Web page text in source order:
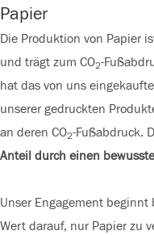
Papier
Die Produktion von Papier
und trägt zum CO2-
hat das von uns
unserer gedruckten
an deren CO2-Fußabdruck.
Anteil durch einen
Unser Engagement
Wert darauf, nur Papier zu